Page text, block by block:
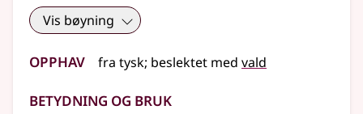
Vis bøyning
Opphav fra tysk; beslektet med vald
Betydning og bruk